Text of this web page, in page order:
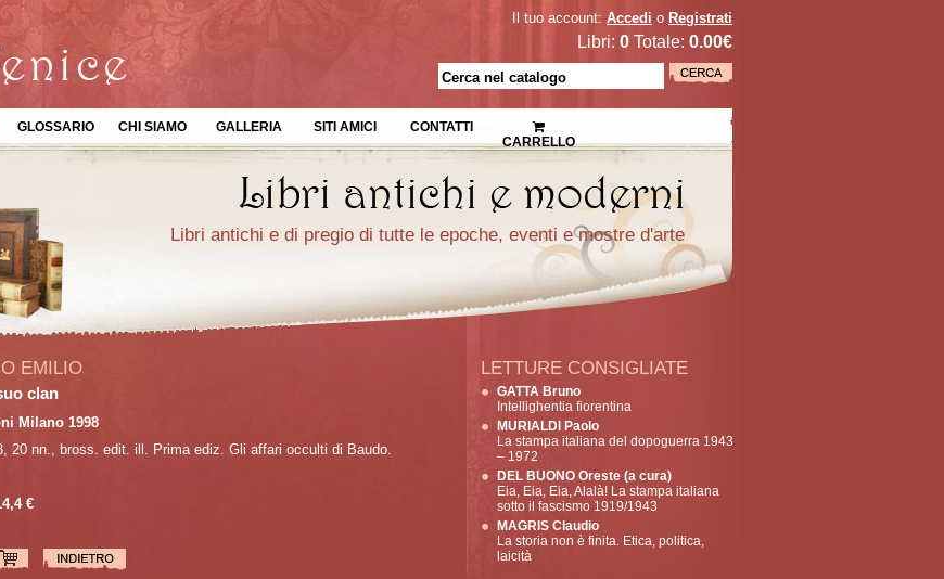
Il tuo account: Accedi o Registrati
Libri: 0 Totale: 0.00€
GLOSSARIO CHI SIAMO GALLERIA SITI AMICI
CONTATTI
CARRELLO
Libri antichi e di pregio di tutte le epoche, eventi e mostre d'arte
EMILIO
clan
Milano 1998
20 nn., bross. edit. ill. Prima ediz. Gli affari occulti di Baudo.
€
LETTURE CONSIGLIATE
GATTA Bruno
Intellighentia fiorentina
MURIALDI Paolo
La stampa italiana del dopoguerra 1943
– 1972
DEL BUONO Oreste (a cura)
Eia, Eia, Eia, Alalà! La stampa italiana
sotto il fascismo 1919/1943
MAGRIS Claudio
La storia non è finita. Etica, politica,
laicità